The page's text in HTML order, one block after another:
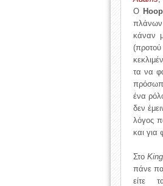
Ο
πλάνων
κάναν
τα να
ένα
δεν
λόγος
και για
Στο
πάνε
είτε